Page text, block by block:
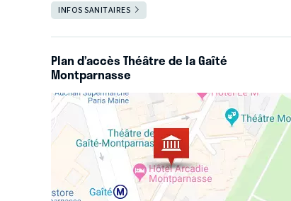
Salle ouverte
Pour toute demande vous pouvez contacter la
INFOS SANITAIRES
Plan d’accès Théâtre de la Gaîté
Montparnasse